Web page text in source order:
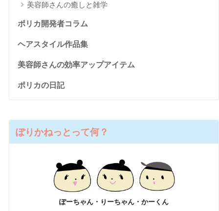
美容師さんの癒しと雑学
ポリカ開発者コラム
ヘアスタイル作品集
美容師さんの効率アップアイテム
ポリカの日記
ぽりかねっとって何？
ぽーちゃん・りーちゃん・かーくん